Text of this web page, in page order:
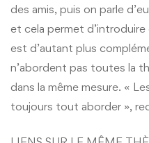
des amis, puis on parle
et cela permet
est d’autant plus
n’abordent pas toutes la
dans la même mesure. «
toujours tout aborder »,